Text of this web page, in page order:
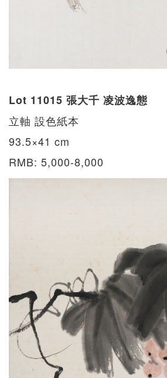
Lot 11015 張大千 凌波逸態
立軸 設色紙本
93.5×41 cm
RMB: 5,000-8,000